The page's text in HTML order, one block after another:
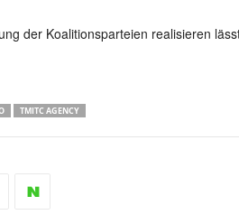
der Koalitionsparteien realisieren
TMITC AGENCY